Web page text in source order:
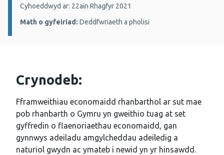
Manylion:
Cyhoeddwyd ar: 22ain Rhagfyr 2021
Math o gyfeiriad: Deddfwriaeth a pholisi
Crynodeb:
Fframweithiau economaidd rhanbarthol ar sut mae
pob rhanbarth o Gymru yn gweithio tuag at set
gyffredin o flaenoriaethau economaidd, gan
gynnwys adeiladu amgylcheddau adeiledig a
naturiol gwydn ac ymateb i newid yn yr hinsawdd.